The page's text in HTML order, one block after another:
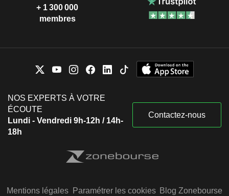
+ 1 300 000
membres
NOS EXPERTS À VOTRE
ÉCOUTE
Lundi - Vendredi 9h-12h / 14h-
18h
Contactez-nous
Mentions légales Paramétrer les cookies Blog Zonebourse